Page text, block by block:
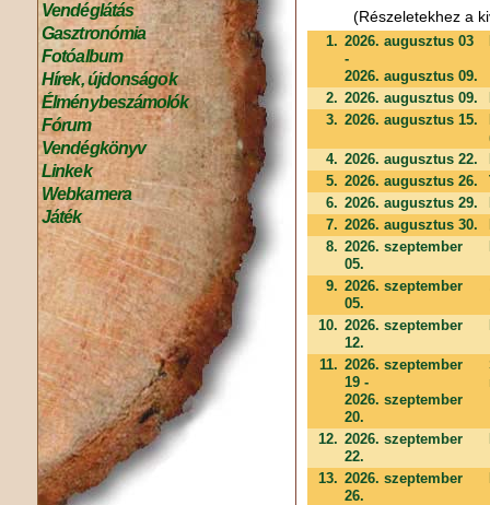
Vendéglátás
Gasztronómia
Fotóalbum
Hírek, újdonságok
Élménybeszámolók
Fórum
Vendégkönyv
Linkek
Webkamera
Játék
(Részeletekhez a
1. 2026. augusztus 03
-
2026. augusztus 09.
2. 2026. augusztus 09.
3. 2026. augusztus 15.
4. 2026. augusztus 22.
5. 2026. augusztus 26.
6. 2026. augusztus 29.
7. 2026. augusztus 30.
8. 2026. szeptember
05.
9. 2026. szeptember
05.
10. 2026. szeptember
12.
11. 2026. szeptember
19 -
2026. szeptember
20.
12. 2026. szeptember
22.
13. 2026. szeptember
26.